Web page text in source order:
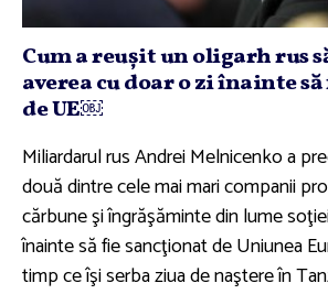
Cum a reuşit un oligarh rus
averea cu doar o zi înainte
de UE￼
Miliardarul rus Andrei Melnicenko a
două dintre cele mai mari companii
cărbune şi îngrăşăminte din lume
înainte să fie sancţionat de Uniunea
timp ce îşi serba ziua de naştere în